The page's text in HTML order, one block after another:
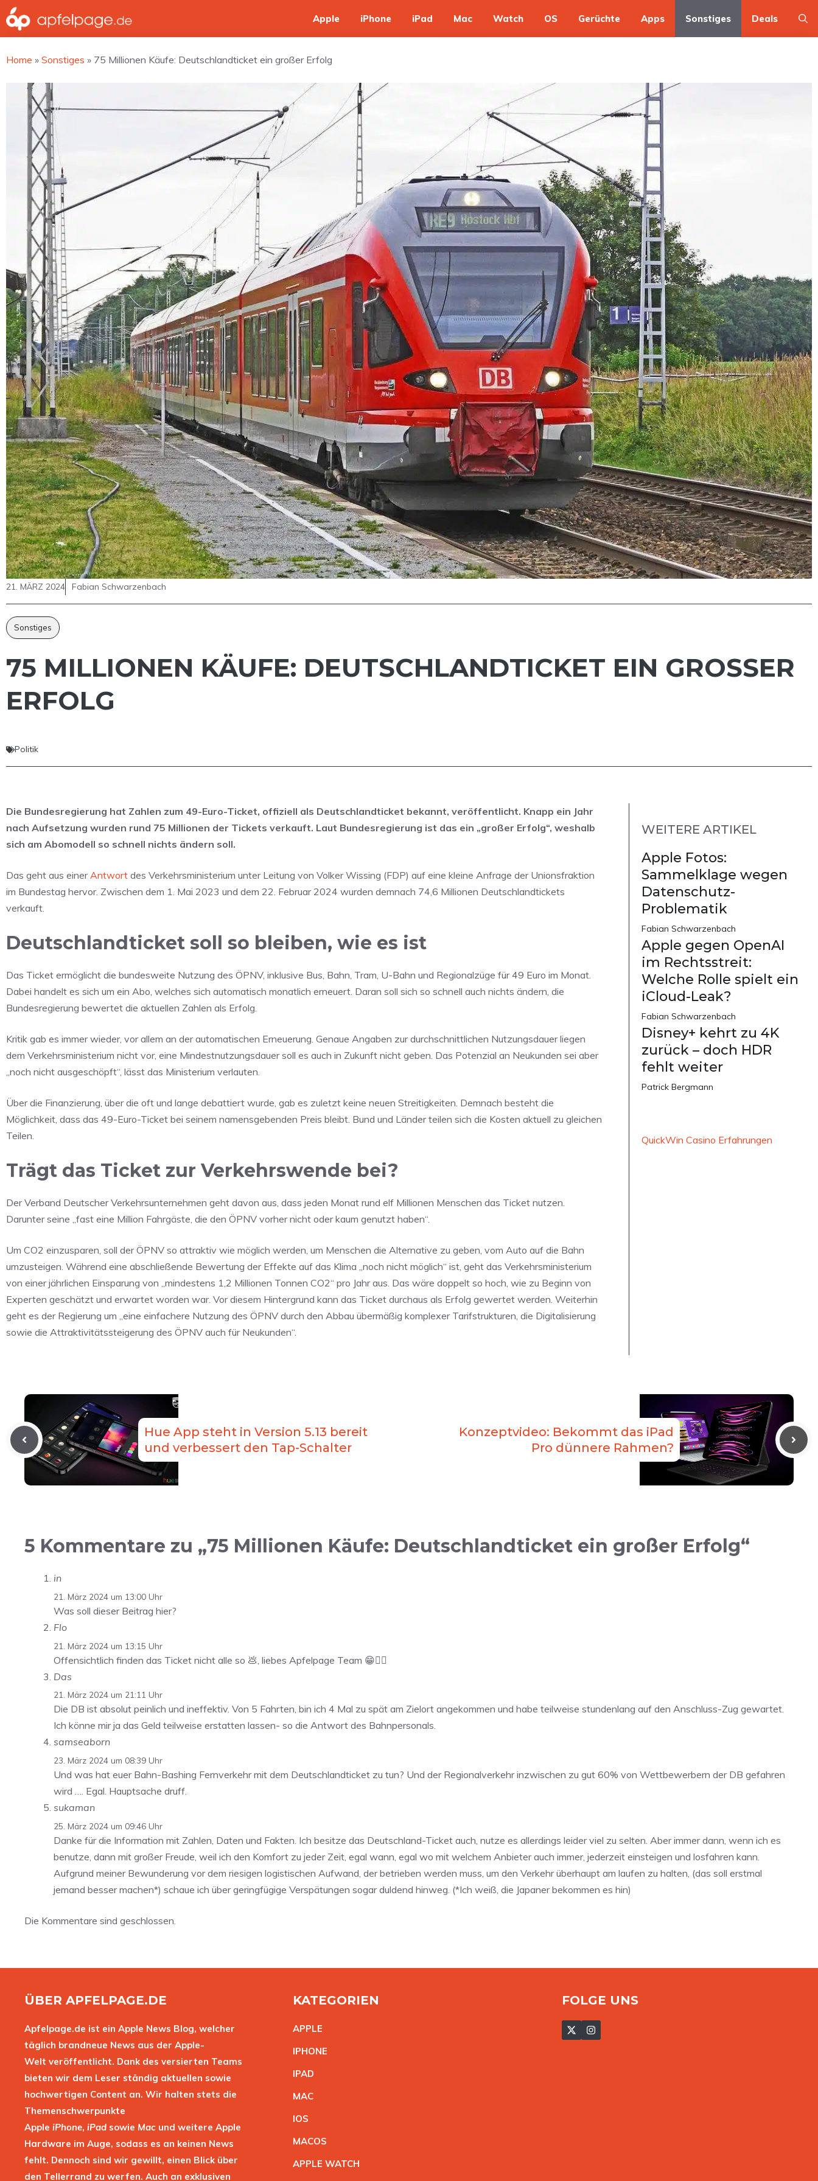
Zum
Inhalt
springen
Apple iPhone iPad Mac Watch OS Gerüchte Apps Sonstiges Deals
Home » Sonstiges » 75 Millionen Käufe: Deutschlandticket ein großer Erfolg
21. MÄRZ 2024 Fabian Schwarzenbach
Sonstiges
75 MILLIONEN KÄUFE: DEUTSCHLANDTICKET EIN GROSSER E
RFOLG
Politik
Die Bundesregierung hat Zahlen zum 49-Euro-Ticket, offiziell als Deutschlandticket bekannt, veröffentlicht. Knapp ein Jahr
nach Aufsetzung wurden rund 75 Millionen der Tickets verkauft. Laut Bundesregierung ist das ein „großer Erfolg“, weshalb
sich am Abomodell so schnell nichts ändern soll.
Das geht aus einerAntwort des Verkehrsministerium unter Leitung von Volker Wissing (FDP) auf eine kleine Anfrage der Unionsfraktion
im Bundestag hervor. Zwischen dem 1. Mai 2023 und dem 22. Februar 2024 wurden demnach 74,6 Millionen Deutschlandtickets
verkauft.
Deutschlandticket soll so bleiben, wie es ist
Das Ticket ermöglicht die bundesweite Nutzung des ÖPNV, inklusive Bus, Bahn, Tram, U-Bahn und Regionalzüge für 49 Euro im Monat.
Dabei handelt es sich um ein Abo, welches sich automatisch monatlich erneuert. Daran soll sich so schnell auch nichts ändern, die
Bundesregierung bewertet die aktuellen Zahlen als Erfolg.
Kritik gab es immer wieder, vor allem an der automatischen Erneuerung. Genaue Angaben zur durchschnittlichen Nutzungsdauer liegen
dem Verkehrsministerium nicht vor, eine Mindestnutzungsdauer soll es auch in Zukunft nicht geben. Das Potenzial an Neukunden sei aber
„noch nicht ausgeschöpft“, lässt das Ministerium verlauten.
Über die Finanzierung, über die oft und lange debattiert wurde, gab es zuletzt keine neuen Streitigkeiten. Demnach besteht die
Möglichkeit, dass das 49-Euro-Ticket bei seinem namensgebenden Preis bleibt. Bund und Länder teilen sich die Kosten aktuell zu gleichen
Teilen.
Trägt das Ticket zur Verkehrswende bei?
Der Verband Deutscher Verkehrsunternehmen geht davon aus, dass jeden Monat rund elf Millionen Menschen das Ticket nutzen.
Darunter seine „fast eine Million Fahrgäste, die den ÖPNV vorher nicht oder kaum genutzt haben“.
Um CO2 einzusparen, soll der ÖPNV so attraktiv wie möglich werden, um Menschen die Alternative zu geben, vom Auto auf die Bahn
umzusteigen. Während eine abschließende Bewertung der Effekte auf das Klima „noch nicht möglich“ ist, geht das Verkehrsministerium
von einer jährlichen Einsparung von „mindestens 1,2 Millionen Tonnen CO2“ pro Jahr aus. Das wäre doppelt so hoch, wie zu Beginn von
Experten geschätzt und erwartet worden war. Vor diesem Hintergrund kann das Ticket durchaus als Erfolg gewertet werden. Weiterhin
geht es der Regierung um „eine einfachere Nutzung des ÖPNV durch den Abbau übermäßig komplexer Tarifstrukturen, die Digitalisierung
sowie die Attraktivitätssteigerung des ÖPNV auch für Neukunden“.
WEITERE ARTIKEL
Apple Fotos:
Sammelklage wegen
Datenschutz-
Problematik
Fabian Schwarzenbach
Apple gegen OpenAI
im Rechtsstreit:
Welche Rolle spielt ein
iCloud-Leak?
Fabian Schwarzenbach
Disney+ kehrt zu 4K
zurück – doch HDR
fehlt weiter
Patrick Bergmann
QuickWin Casino Erfahrungen
Hue App steht in Version 5.13 bereit
und verbessert den Tap-Schalter
Konzeptvideo: Bekommt das iPad
Pro dünnere Rahmen?
5 Kommentare zu „75 Millionen Käufe: Deutschlandticket ein großer Erfolg“
in
21. März 2024 um 13:00 Uhr
Was soll dieser Beitrag hier?
Flo
21. März 2024 um 13:15 Uhr
Offensichtlich finden das Ticket nicht alle so 💩, liebes Apfelpage Team 😁👍🏼
Das
21. März 2024 um 21:11 Uhr
Die DB ist absolut peinlich und ineffektiv. Von 5 Fahrten, bin ich 4 Mal zu spät am Zielort angekommen und habe teilweise stundenlang auf den Anschluss-Zug gewartet.
Ich könne mir ja das Geld teilweise erstatten lassen- so die Antwort des Bahnpersonals.
samseaborn
23. März 2024 um 08:39 Uhr
Und was hat euer Bahn-Bashing Fernverkehr mit dem Deutschlandticket zu tun? Und der Regionalverkehr inzwischen zu gut 60% von Wettbewerbern der DB gefahren
wird …. Egal. Hauptsache druff.
sukaman
25. März 2024 um 09:46 Uhr
Danke für die Information mit Zahlen, Daten und Fakten. Ich besitze das Deutschland-Ticket auch, nutze es allerdings leider viel zu selten. Aber immer dann, wenn ich es
benutze, dann mit großer Freude, weil ich den Komfort zu jeder Zeit, egal wann, egal wo mit welchem Anbieter auch immer, jederzeit einsteigen und losfahren kann.
Aufgrund meiner Bewunderung vor dem riesigen logistischen Aufwand, der betrieben werden muss, um den Verkehr überhaupt am laufen zu halten, (das soll erstmal
jemand besser machen*) schaue ich über geringfügige Verspätungen sogar duldend hinweg. (*Ich weiß, die Japaner bekommen es hin)
Die Kommentare sind geschlossen.
ÜBER APFELPAGE.DE
Apfelpage.de ist ein Apple News Blog, welcher
täglich brandneue News aus der Apple-
Welt veröffentlicht. Dank des versierten Teams
bieten wir dem Leser ständig aktuellen sowie
hochwertigen Content an. Wir halten stets die
Themenschwerpunkte
Apple iPhone, iPad sowie Mac und weitere Apple
Hardware im Auge, sodass es an keinen News
fehlt. Dennoch sind wir gewillt, einen Blick über
den Tellerrand zu werfen. Auch an exklusiven
KATEGORIEN
APPLE
IPHONE
IPAD
MAC
IOS
MACOS
APPLE WATCH
FOLGE UNS